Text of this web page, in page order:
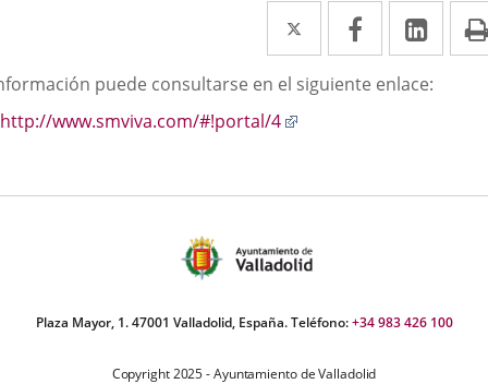
Twitter
Enlace
a
una
Facebook
Enlace
a
una
a
una
puede consultarse en el siguiente enlace:
http://www.smviva.com/#!portal/4
aplicación
Plaza Mayor, 1. 47001 Valladolid, España. Teléfono:+34 983 426 100
Copyright 2025 - Ayuntamiento de Valladolid